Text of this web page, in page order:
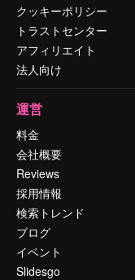
クッキーポリシー
トラストセンター
アフィリエイト
法人向け
運営
料金
会社概要
Reviews
採用情報
検索トレンド
ブログ
イベント
Slidesgo